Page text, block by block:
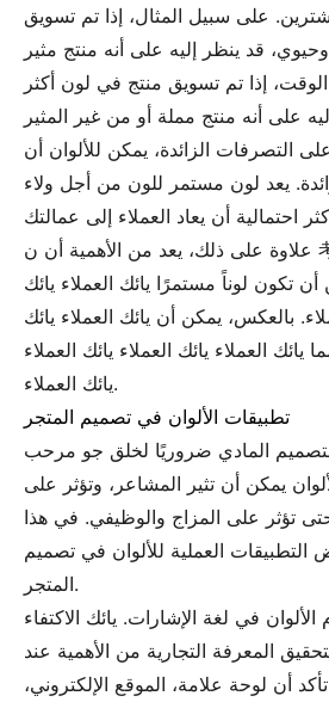
على سبيل المثال، إذا تم تسويق
قد ينظر إليه على أنه منتج مثير
إذا تم تسويق منتج في لون أكثر
على التصرفات الزائدة، يمكن للألوان أن
يعد لون مستمر للون من أجل ولاء
علاوة على ذلك، يعد من الأهمية أن ن 考د تأثير الألوان في
أن تكون لوناً مستمرًا يائك العملاء يائك
بالعكس، يمكن أن يائك العملاء يائك
يائك العملاء يائك العملاء يائك العملاء
يائك العملاء.
تطبيقات الألوان في تصميم المتجر
المادي ضروريًا لخلق جو مرحب
يمكن أن تثير المشاعر، وتؤثر على
تؤثر على المزاج والوظيفي. في هذا
العملية للألوان في تصميم
المتجر.
الألوان في لغة الإشارات. يائك الاكتفاء
المعرفة التجارية من الأهمية عند
أن لوحة علامة، الموقع الإلكتروني،